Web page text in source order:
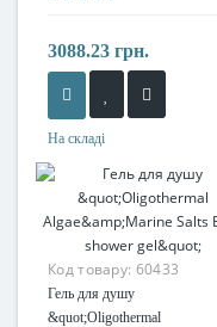
3088.23 грн.
На складі
Код товару: 60433
Гель для душу
&quot;Oligothermal